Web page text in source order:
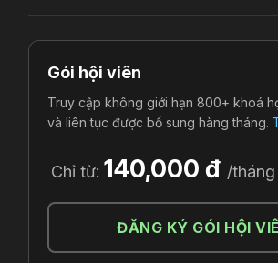
Gói hội viên
Truy cập không giới hạn 800+ khoá
và liên tục được bổ sung hàng tháng.
Chỉ từ: 140,000 đ /tháng
ĐĂNG KÝ GÓI HỘI